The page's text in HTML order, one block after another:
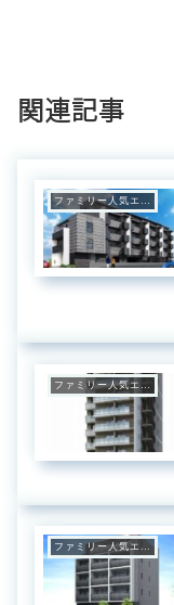
関連記事
ファミリー人気エリア
ファミリー人気エリア